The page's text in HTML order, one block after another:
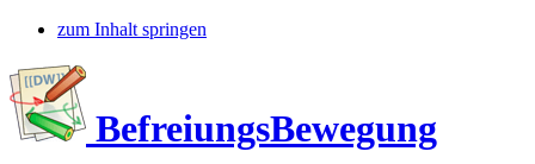
zum Inhalt springen
BefreiungsBewegung